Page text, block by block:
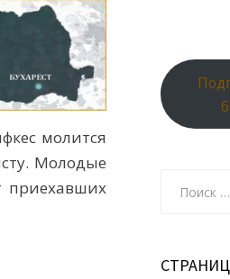
молится
Молодые
приехавших